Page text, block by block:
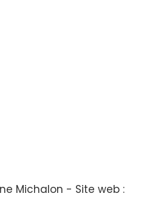
Michalon - Site web :